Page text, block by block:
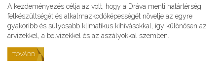
A kezdeményezés célja az volt, hogy a Dráva menti határtérség
felkészültségét és alkalmazkodóképességét növelje az egyre
gyakoribb és súlyosabb klimatikus kihívásokkal, így különösen az
árvizekkel, a belvizekkel és az aszályokkal szemben.
TOVÁBB